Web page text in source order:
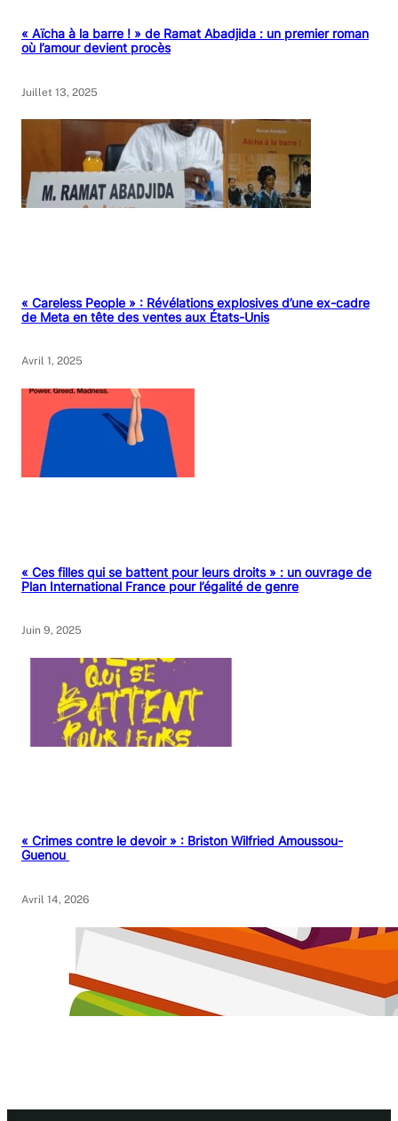
« Aïcha à la barre ! » de Ramat Abadjida : un premier roman
où l’amour devient procès
Juillet 13, 2025
« Careless People » : Révélations explosives d’une ex-cadre
de Meta en tête des ventes aux États-Unis
Avril 1, 2025
« Ces filles qui se battent pour leurs droits » : un ouvrage de
Plan International France pour l’égalité de genre
Juin 9, 2025
« Crimes contre le devoir » : Briston Wilfried Amoussou-
Guenou
Avril 14, 2026